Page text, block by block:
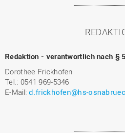
Redaktion - verantwortlich nach §
Dorothee Frickhofen
Tel.: 0541 969-5346
E-Mail:d.frickhofen@hs-